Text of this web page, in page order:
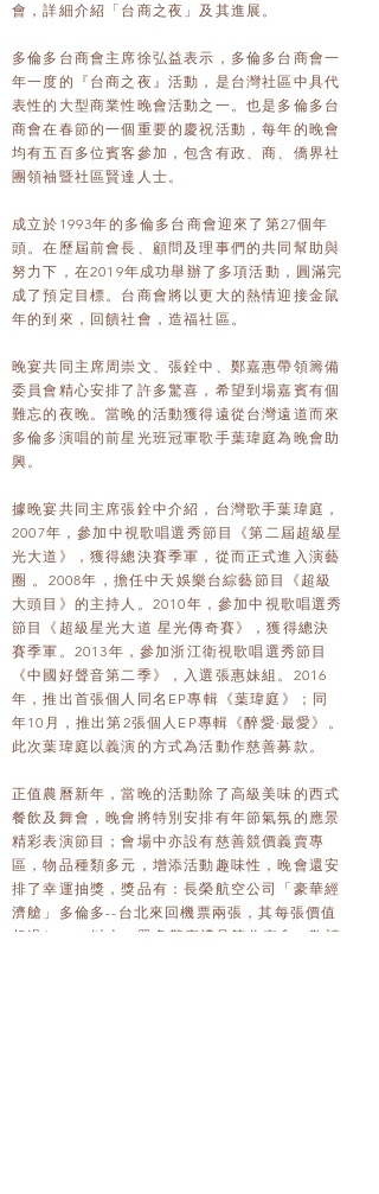
會，詳細介紹「台商之夜」及其進展。
多倫多台商會主席徐弘益表示，多倫多台商會一
年一度的『台商之夜』活動，是台灣社區中具代
表性的大型商業性晚會活動之一。也是多倫多台
商會在春節的一個重要的慶祝活動，每年的晚會
均有五百多位賓客參加，包含有政、商、僑界社
團領袖暨社區賢達人士。
成立於1993年的多倫多台商會迎來了第27個年
頭。在歷屆前會長、顧問及理事們的共同幫助與
努力下，在2019年成功舉辦了多項活動，圓滿完
成了預定目標。台商會將以更大的熱情迎接金鼠
年的到來，回饋社會，造福社區。
晚宴共同主席周崇文、張銓中、鄭嘉惠帶領籌備
委員會精心安排了許多驚喜，希望到場嘉賓有個
難忘的夜晚。當晚的活動獲得遠從台灣遠道而來
多倫多演唱的前星光班冠軍歌手葉瑋庭為晚會助
興。
據晚宴共同主席張銓中介紹，台灣歌手葉瑋庭，
2007年，參加中視歌唱選秀節目《第二屆超級星
光大道》，獲得總決賽季軍，從而正式進入演藝
圈 。2008年，擔任中天娛樂台綜藝節目《超級
大頭目》的主持人。2010年，參加中視歌唱選秀
節目《超級星光大道 星光傳奇賽》，獲得總決
賽季軍。2013年，參加浙江衛視歌唱選秀節目
《中國好聲音第二季》，入選張惠妹組。2016
年，推出首張個人同名EP專輯《葉瑋庭》；同
年10月，推出第2張個人EP專輯《醉愛·最愛》。
此次葉瑋庭以義演的方式為活動作慈善募款。
正值農曆新年，當晚的活動除了高級美味的西式
餐飲及舞會，晚會將特別安排有年節氣氛的應景
精彩表演節目；會場中亦設有慈善競價義賣專
區，物品種類多元，增添活動趣味性，晚會還安
排了幸運抽獎，獎品有：長榮航空公司「豪華經
濟艙」多倫多--台北來回機票兩張，其每張價值
超過$3,500以上，眾多驚喜禮品等你來拿，敬請